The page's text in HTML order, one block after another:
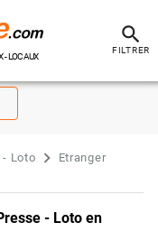
- LOCAUX
search
FILTRER
- Loto
Etranger
- Loto en